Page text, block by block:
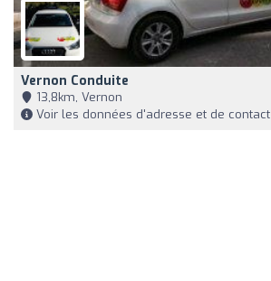
Vernon Conduite
13,8km, Vernon
Voir les données d'adresse et de contact